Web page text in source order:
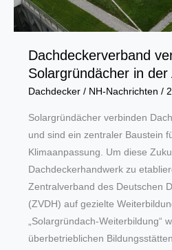
Dachdeckerverband
Solargründächer in der
Dachdecker/ NH-Nachrichten /
Solargründächer verbinden
und sind ein zentraler Baustein
Klimaanpassung. Um diese
Dachdeckerhandwerk zu
Zentralverband des Deutschen
(ZVDH) auf gezielte
„Solargründach-Weiterbildung“
überbetrieblichen